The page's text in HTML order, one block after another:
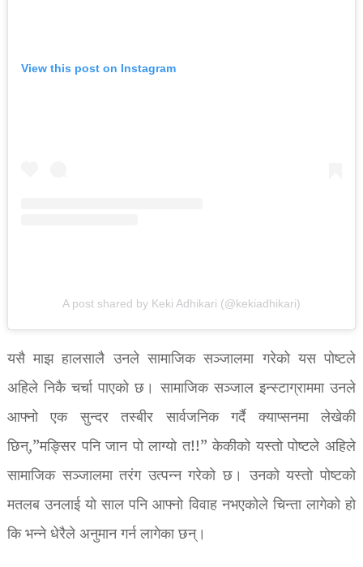
View this post on Instagram
A post shared by Keki Adhikari (@kekiadhikari)
यसै माझ हालसालै उनले सामाजिक सञ्जालमा गरेको यस पोष्टले
अहिले निकै चर्चा पाएको छ। सामाजिक सञ्जाल इन्स्टाग्राममा उनले
आफ्नो एक सुन्दर तस्बीर सार्वजनिक गर्दै क्याप्सनमा लेखेकी
छिन्,”मङ्सिर पनि जान पो लाग्यो त!!” केकीको यस्तो पोष्टले अहिले
सामाजिक सञ्जालमा तरंग उत्पन्न गरेको छ। उनको यस्तो पोष्टको
मतलब उनलाई यो साल पनि आफ्नो विवाह नभएकोले चिन्ता लागेको हो
कि भन्ने धेरैले अनुमान गर्न लागेका छन्।